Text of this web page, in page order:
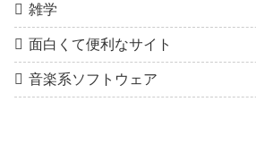
雑学
面白くて便利なサイト
音楽系ソフトウェア